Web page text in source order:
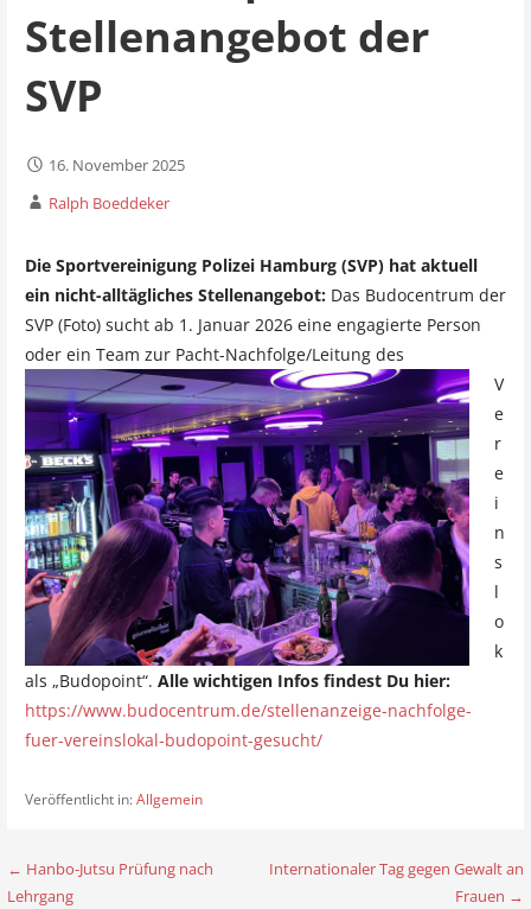
Stellenangebot der
SVP
16. November 2025
Ralph Boeddeker
Die Sportvereinigung Polizei Hamburg (SVP) hat aktuell
ein nicht-alltägliches Stellenangebot:Das Budocentrum der
SVP (Foto) sucht ab 1. Januar 2026 eine engagierte Person
oder ein Team zur Pacht-Nachfolge/Leitung des
V
e
r
e
i
n
s
l
o
k
als „Budopoint“. Alle wichtigen Infos findest Du hier:
https://www.budocentrum.de/stellenanzeige-nachfolge-
fuer-vereinslokal-budopoint-gesucht/
Veröffentlicht in:Allgemein
B
← Hanbo-Jutsu Prüfung nach
Lehrgang
Internationaler Tag gegen Gewalt an
Frauen →